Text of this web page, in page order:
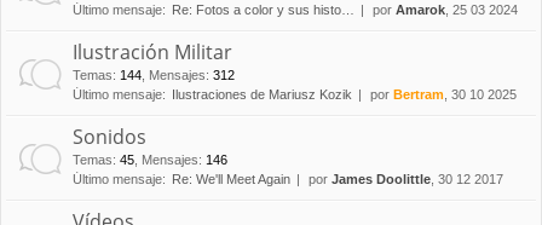
Último mensaje:
Re: Fotos a color y sus histo… por Amarok , 25 03 2024
Ilustración Militar
Temas: 144 Mensajes: 312
Último mensaje:
Ilustraciones de Mariusz Kozik por Bertram , 30 10 2025
Sonidos
Temas: 45 Mensajes: 146
Último mensaje:
Re: We'll Meet Again por James Doolittle , 30 12 2017